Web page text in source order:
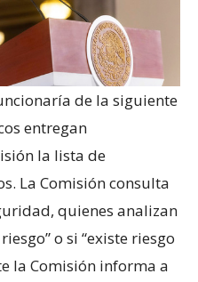
de la siguiente
entregan
la lista de
La Comisión consulta
quienes analizan
o si “existe riesgo
la Comisión informa a